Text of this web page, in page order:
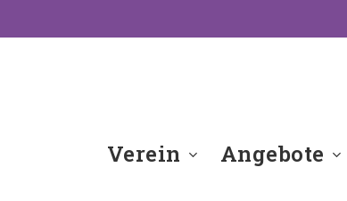
Verein Angebote